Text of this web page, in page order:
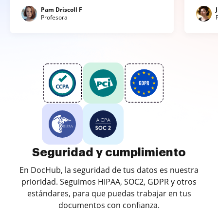
Pam Driscoll F
Profesora
Seguridad y cumplimiento
En DocHub, la seguridad de tus datos es nuestra
prioridad. Seguimos HIPAA, SOC2, GDPR y otros
estándares, para que puedas trabajar en tus
documentos con confianza.